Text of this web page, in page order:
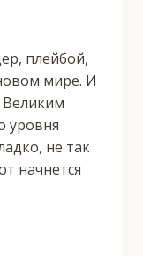
плейбой,
мире. И
Великим
уровня
не так
начнется